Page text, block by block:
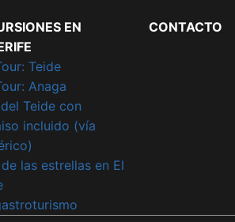
EN
Teide
Anaga
Teide con
incluido (vía
las estrellas en El
CONTACTO